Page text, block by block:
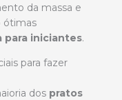
da massa e
ótimas
para iniciantes.
para fazer
dos pratos